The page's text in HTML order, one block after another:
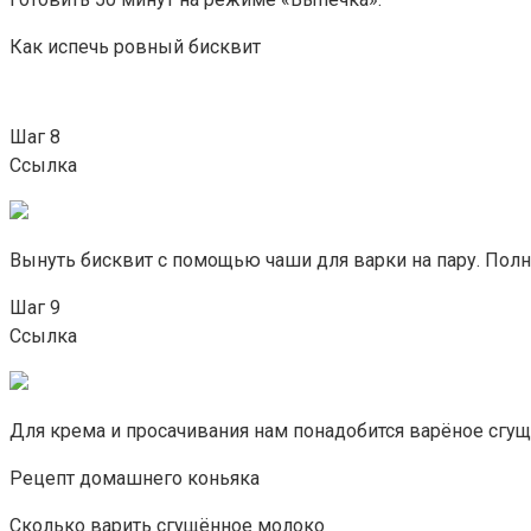
Как испечь ровный бисквит
Шаг 8
Ссылка
Вынуть бисквит с помощью чаши для варки на пару.
Шаг 9
Ссылка
Для крема и просачивания нам понадобится варёное
Рецепт домашнего коньяка
Сколько варить сгущённое молоко